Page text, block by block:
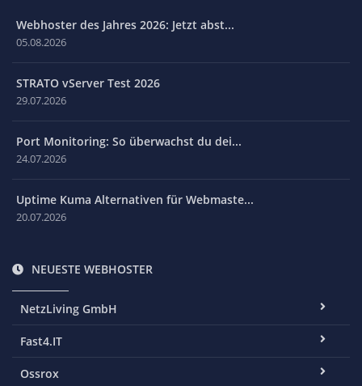
Webhoster des Jahres 2026: Jetzt abst...
05.08.2026
STRATO vServer Test 2026
29.07.2026
Port Monitoring: So überwachst du dei...
24.07.2026
Uptime Kuma Alternativen für Webmaste...
20.07.2026
NEUESTE WEBHOSTER
NetzLiving GmbH
Fast4.IT
Ossrox